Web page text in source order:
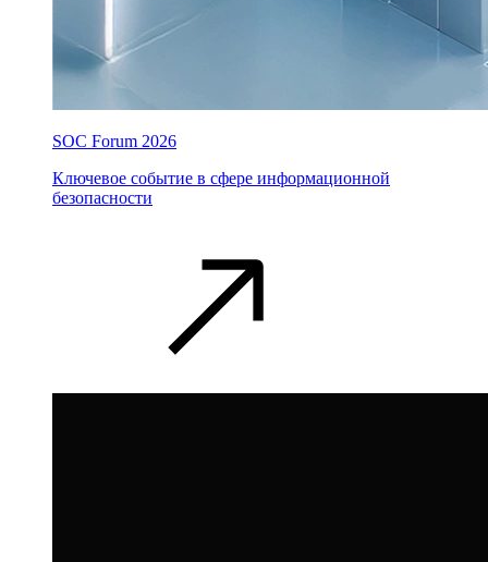
SOC Forum 2026
Ключевое событие в сфере информационной
безопасности